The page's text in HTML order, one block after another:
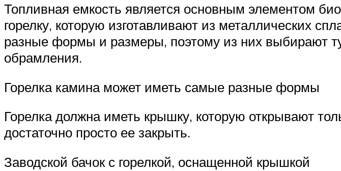
Топливная емкость является основным элементом
горелку, которую изготавливают из металлических
разные формы и размеры, поэтому из них выбирают
обрамления.
Горелка камина может иметь самые разные формы
Горелка должна иметь крышку, которую открывают
достаточно просто ее закрыть.
Заводской бачок с горелкой, оснащенной крышкой